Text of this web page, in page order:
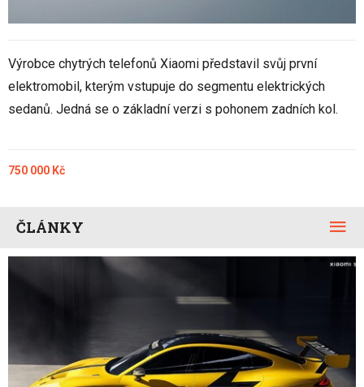
Výrobce chytrých telefonů Xiaomi představil svůj první
elektromobil, kterým vstupuje do segmentu elektrických
sedanů. Jedná se o základní verzi s pohonem zadních kol.
750 000 Kč
ČLÁNKY